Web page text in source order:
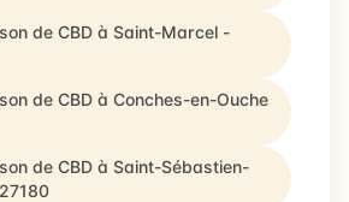
de CBD à Saint-Marcel -
de CBD à Conches-en-Ouche
de CBD à Saint-Sébastien-